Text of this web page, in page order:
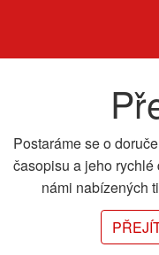
Postaráme se o
časopisu a jeho
námi nabízených